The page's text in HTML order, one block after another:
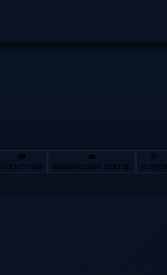
🚛
Логистика
💼
Финансовый сектор
🎯
Услуги